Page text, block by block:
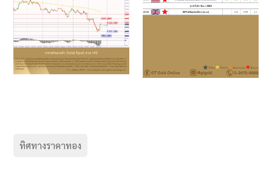
ทิศทางราคาทอง